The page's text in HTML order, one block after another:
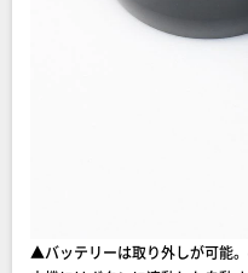
▲バッテリーは取り外しが可能